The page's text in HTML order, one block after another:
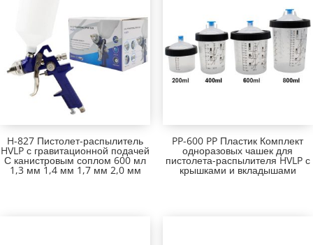
H-827 Пистолет-распылитель
HVLP с гравитационной подачей
С канистровым соплом 600 мл
1,3 мм 1,4 мм 1,7 мм 2,0 мм
PP-600 PP Пластик Комплект
одноразовых чашек для
пистолета-распылителя HVLP с
крышками и вкладышами